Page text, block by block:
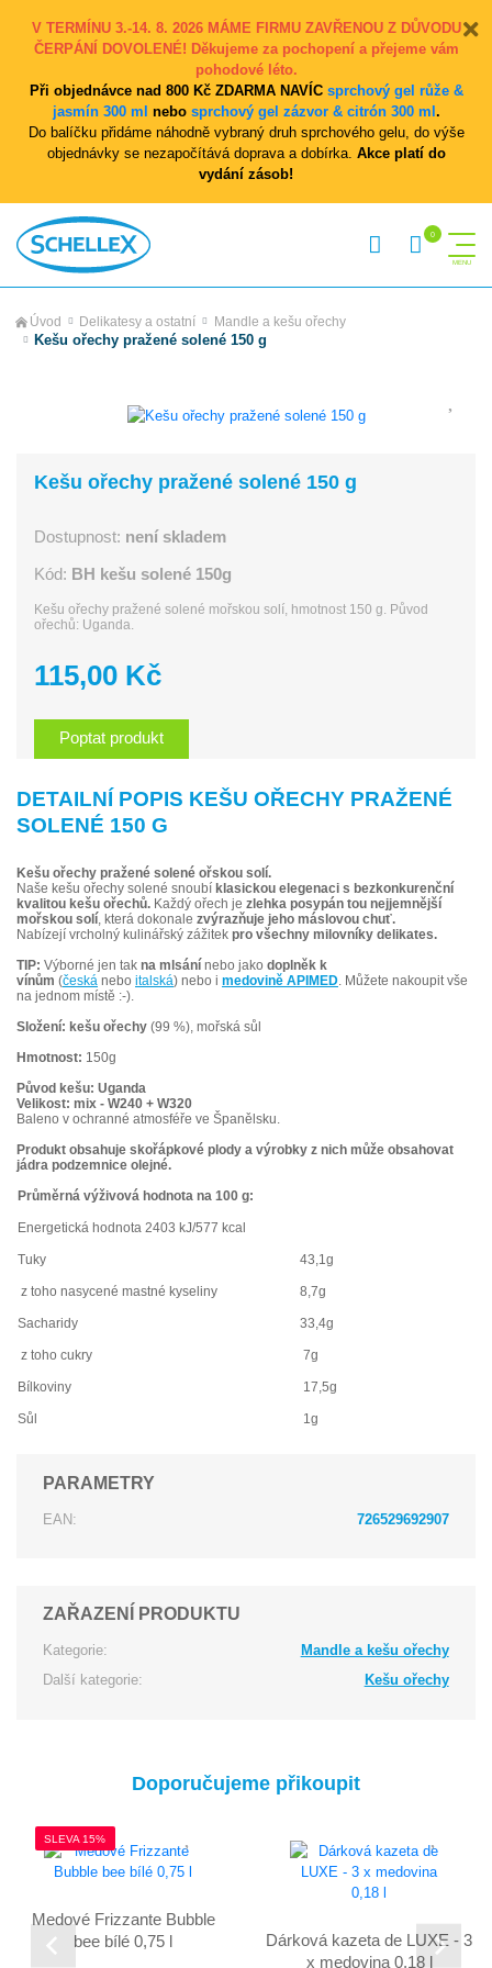
V TERMÍNU 3.-14. 8. 2026 MÁME FIRMU ZAVŘENOU Z DŮVODU
ČERPÁNÍ DOVOLENÉ! Děkujeme za pochopení a přejeme vám
pohodové léto.
Při objednávce nad 800 Kč ZDARMA NAVÍC sprchový gel růže &
jasmín 300 ml nebo sprchový gel zázvor & citrón 300 ml .
Do balíčku přidáme náhodně vybraný druh sprchového gelu, do výše
objednávky se nezapočítává doprava a dobírka. Akce platí do
vydání zásob!
Úvod Delikatesy a ostatní Mandle a kešu ořechy
Kešu ořechy pražené solené 150 g
Kešu ořechy pražené solené 150 g
Dostupnost: není skladem
Kód: BH kešu solené 150g
Kešu ořechy pražené solené mořskou solí, hmotnost 150 g. Původ
ořechů: Uganda.
115,00 Kč
Poptat produkt
DETAILNÍ POPIS KEŠU OŘECHY PRAŽENÉ
SOLENÉ 150 G
Kešu ořechy pražené solené ořskou solí.
Naše kešu ořechy solené snoubí klasickou elegenaci s bezkonkurenční
kvalitou kešu ořechů. Každý ořech je zlehka posypán tou nejjemnější
mořskou solí, která dokonale zvýrazňuje jeho máslovou chuť.
Nabízejí vrcholný kulinářský zážitek pro všechny milovníky delikates.
TIP: Výborné jen tak na mlsání nebo jako doplněk k
vínům (česká nebo italská) nebo i medovině APIMED. Můžete nakoupit vše
na jednom místě :-).
Složení: kešu ořechy (99 %), mořská sůl
Hmotnost: 150g
Původ kešu: Uganda
Velikost: mix - W240 + W320
Baleno v ochranné atmosféře ve Španělsku.
Produkt obsahuje skořápkové plody a výrobky z nich může obsahovat
jádra podzemnice olejné.
Průměrná výživová hodnota na 100 g:
Energetická hodnota 2403 kJ/577 kcal
Tuky 43,1g
z toho nasycené mastné kyseliny 8,7g
Sacharidy 33,4g
z toho cukry 7g
Bílkoviny 17,5g
Sůl 1g
PARAMETRY
EAN: 726529692907
ZAŘAZENÍ PRODUKTU
Kategorie:
Mandle a kešu ořechy
Další kategorie:
Kešu ořechy
Doporučujeme přikoupit
SLEVA 15%
Medové Frizzante Bubble
bee bílé 0,75 l
Dárková kazeta de LUXE - 3
x medovina 0,18 l